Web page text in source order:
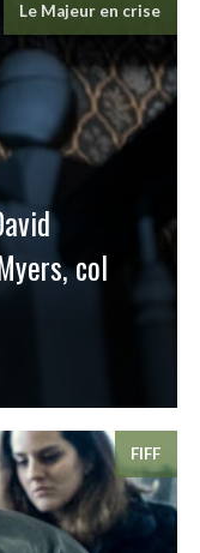
Le Majeur en crise
col
FIFF